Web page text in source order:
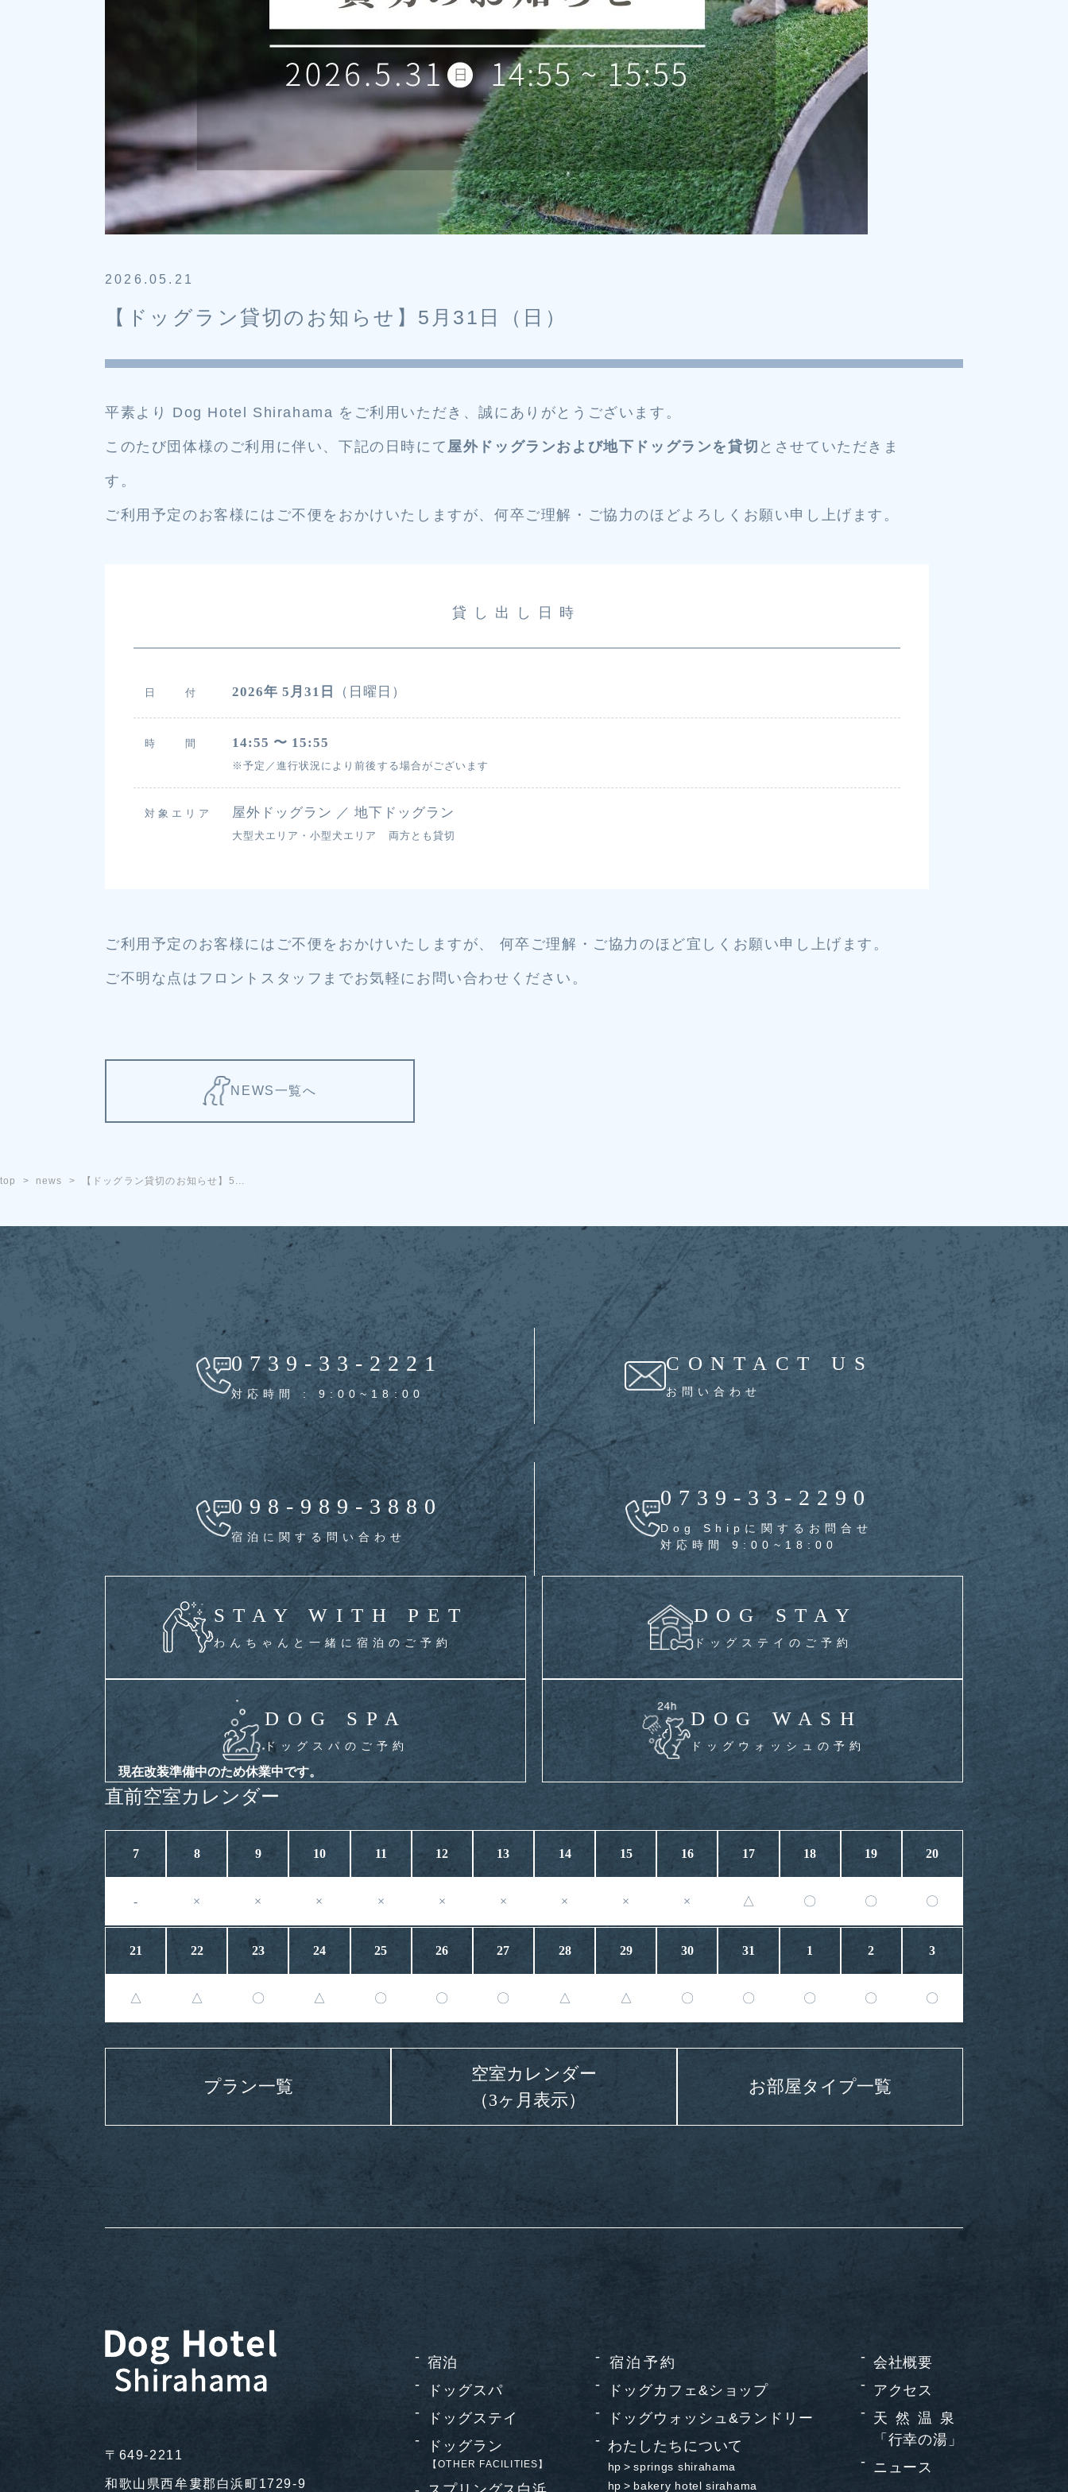
2026.05.21
【ドッグラン貸切のお知らせ】5月31日（日）
平素より Dog Hotel Shirahama をご利用いただき、誠にありがとうございます。
このたび団体様のご利用に伴い、下記の日時にて 屋外ドッグランおよび地下ドッグランを貸切 とさせていただきま
す。
ご利用予定のお客様にはご不便をおかけいたしますが、何卒ご理解・ご協力のほどよろしくお願い申し上げます。
貸し出し日時
日 付 2026年 5月31日 （日曜日）
時 間 14:55 〜 15:55
※予定／進行状況により前後する場合がございます
対象エリア 屋外ドッグラン ／ 地下ドッグラン
大型犬エリア・小型犬エリア 両方とも貸切
ご利用予定のお客様にはご不便をおかけいたしますが、 何卒ご理解・ご協力のほど宜しくお願い申し上げます。
ご不明な点はフロントスタッフまでお気軽にお問い合わせください。
NEWS一覧へ
top news 【ドッグラン貸切のお知らせ】5...
0739-33-2221
対応時間 : 9:00~18:00
CONTACT US
お問い合わせ
098-989-3880
宿泊に関する問い合わせ
0739-33-2290
Dog Shipに関するお問合せ
対応時間 9:00~18:00
STAY WITH PET
わんちゃんと一緒に宿泊のご予約
DOG STAY
ドッグステイのご予約
DOG SPA
ドッグスパのご予約
DOG WASH
ドッグウォッシュの予約
直前空室カレンダー
7 8 9 10 11 12 13 14 15 16 17 18 19 20
- × × × × × × × × × △ 〇 〇 〇
21 22 23 24 25 26 27 28 29 30 31 1 2 3
△ △ 〇 △ 〇 〇 〇 △ △ 〇 〇 〇 〇 〇
プラン一覧
空室カレンダー
（3ヶ月表示）
お部屋タイプ一覧
〒649-2211
和歌山県西牟婁郡白浜町1729-9
宿泊
ドッグスパ
ドッグステイ
ドッグラン
【OTHER FACILITIES】
宿泊予約
ドッグカフェ&ショップ
ドッグウォッシュ&ランドリー
わたしたちについて
hp >springs shirahama
hp > bakery hotel sirahama
会社概要
アクセス
天然温泉
「行幸の湯」
ニュース